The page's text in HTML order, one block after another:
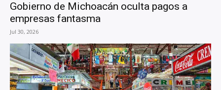
Gobierno de Michoacán oculta pagos a
empresas fantasma
Jul 30, 2026